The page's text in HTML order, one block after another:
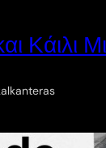
Κάιλι